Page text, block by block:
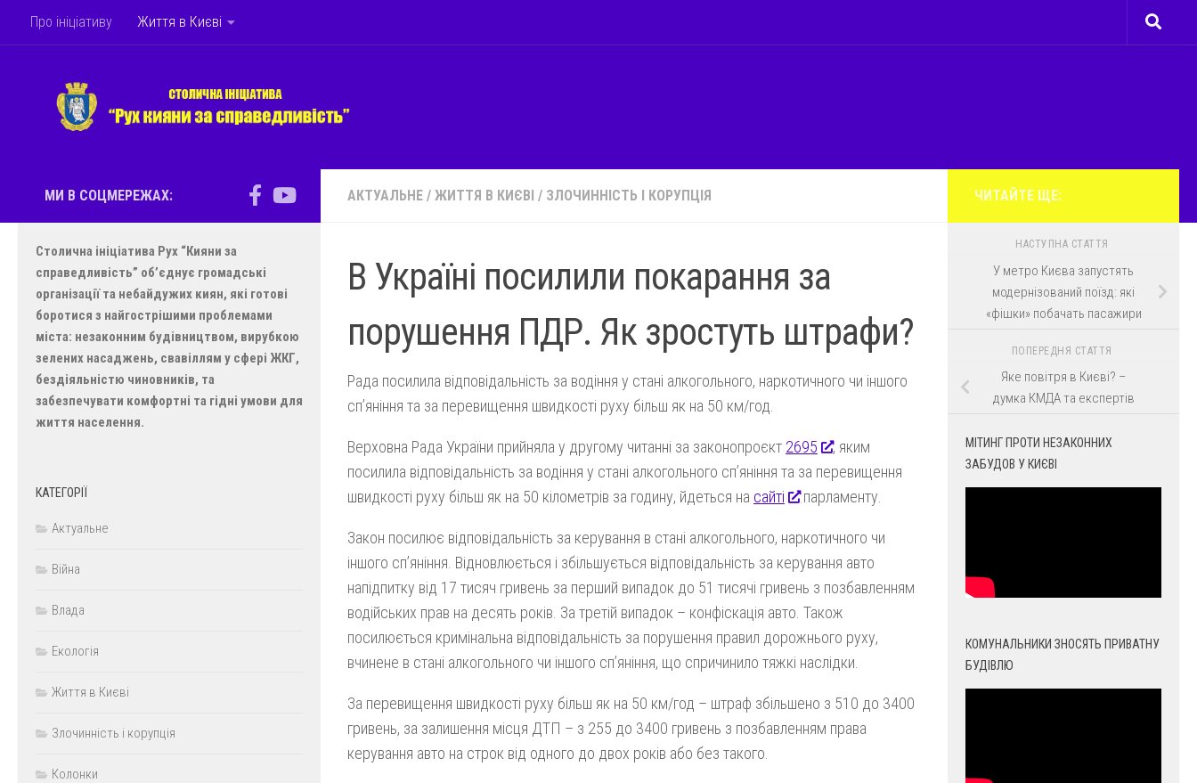
Skip to content
Про ініціативу Життя в Києві
АКТУАЛЬНЕ / ЖИТТЯ В КИЄВІ / ЗЛОЧИННІСТЬ І КОРУПЦІЯ
В Україні посилили покарання за
порушення ПДР. Як зростуть штрафи?
Рада посилила відповідальність за водіння у стані алкогольного, наркотичного чи іншого
сп’яніння та за перевищення швидкості руху більш як на 50 км/год.
Верховна Рада України прийняла у другому читанні за законопроєкт 2695
, яким
посилила відповідальність за водіння у стані алкогольного сп’яніння та за перевищення
швидкості руху більш як на 50 кілометрів за годину, йдеться на сайті парламенту.
Закон посилює відповідальність за керування в стані алкогольного, наркотичного чи
іншого сп’яніння. Відновлюється і збільшується відповідальність за керування авто
напідпитку від 17 тисяч гривень за перший випадок до 51 тисячі гривень з позбавленням
водійських прав на десять років. За третій випадок – конфіскація авто. Також
посилюється кримінальна відповідальність за порушення правил дорожнього руху,
вчинене в стані алкогольного чи іншого сп’яніння, що спричинило тяжкі наслідки.
За перевищення швидкості руху більш як на 50 км/год – штраф збільшено з 510 до 3400
гривень, за залишення місця ДТП – з 255 до 3400 гривень з позбавленням права
керування авто на строк від одного до двох років або без такого.
МИ В СОЦМЕРЕЖАХ:
Столична ініціатива Рух “Кияни за
справедливість” об’єднує громадські
організації та небайдужих киян, які готові
боротися з найгострішими проблемами
міста: незаконним будівництвом, вирубкою
зелених насаджень, свавіллям у сфері ЖКГ,
бездіяльністю чиновників, та
забезпечувати комфортні та гідні умови для
життя населення.
КАТЕГОРІЇ
Актуальне
Війна
Влада
Екологія
Життя в Києві
Злочинність і корупція
Колонки
ЧИТАЙТЕ ЩЕ:
НАСТУПНА СТАТТЯ
У метро Києва запустять
модернізований поїзд: які
«фішки» побачать пасажири
ПОПЕРЕДНЯ СТАТТЯ
Яке повітря в Києві? –
думка КМДА та експертів
МІТИНГ ПРОТИ НЕЗАКОННИХ
ЗАБУДОВ У КИЄВІ
КОМУНАЛЬНИКИ ЗНОСЯТЬ ПРИВАТНУ
БУДІВЛЮ